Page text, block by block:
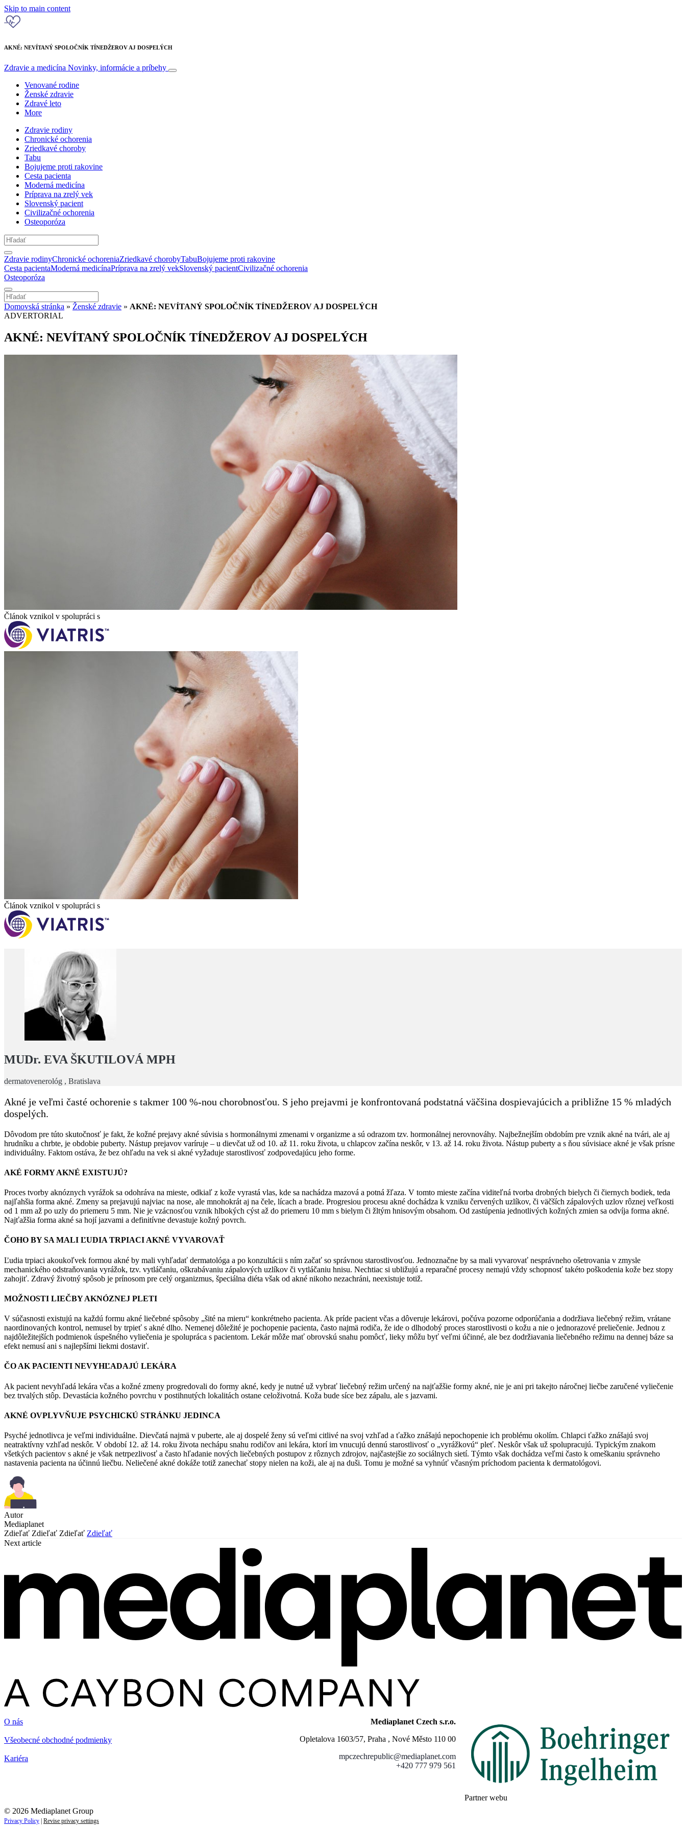
Skip to main content
AKNÉ: NEVÍTANÝ SPOLOČNÍK TÍNEDŽEROV AJ DOSPELÝCH
Zdravie a medicína Novinky, informácie a príbehy
Venované rodine
Ženské zdravie
Zdravé leto
More
Zdravie rodiny
Chronické ochorenia
Zriedkavé choroby
Tabu
Bojujeme proti rakovine
Cesta pacienta
Moderná medicína
Príprava na zrelý vek
Slovenský pacient
Civilizačné ochorenia
Osteoporóza
Zdravie rodinyChronické ochoreniaZriedkavé chorobyTabuBojujeme proti rakovine
Cesta pacientaModerná medicínaPríprava na zrelý vekSlovenský pacientCivilizačné ochorenia
Osteoporóza
Domovská stránka » Ženské zdravie » AKNÉ: NEVÍTANÝ SPOLOČNÍK TÍNEDŽEROV AJ DOSPELÝCH
ADVERTORIAL
AKNÉ: NEVÍTANÝ SPOLOČNÍK TÍNEDŽEROV AJ DOSPELÝCH
Článok vznikol v spolupráci s
Článok vznikol v spolupráci s
MUDr. EVA ŠKUTILOVÁ MPH
dermatovenerológ , Bratislava
Akné je veľmi časté ochorenie s takmer 100 %-nou chorobnosťou. S jeho prejavmi je konfrontovaná podstatná väčšina dospievajúcich a približne 15 % mladých
dospelých.
Dôvodom pre túto skutočnosť je fakt, že kožné prejavy akné súvisia s hormonálnymi zmenami v organizme a sú odrazom tzv. hormonálnej nerovnováhy. Najbežnejším obdobím pre vznik akné na tvári, ale aj
hrudníku a chrbte, je obdobie puberty. Nástup prejavov varíruje – u dievčat už od 10. až 11. roku života, u chlapcov začína neskôr, v 13. až 14. roku života. Nástup puberty a s ňou súvisiace akné je však prísne
individuálny. Faktom ostáva, že bez ohľadu na vek si akné vyžaduje starostlivosť zodpovedajúcu jeho forme.
AKÉ FORMY AKNÉ EXISTUJÚ?
Proces tvorby aknóznych vyrážok sa odohráva na mieste, odkiaľ z kože vyrastá vlas, kde sa nachádza mazová a potná žľaza. V tomto mieste začína viditeľná tvorba drobných bielych či čiernych bodiek, teda
najľahšia forma akné. Zmeny sa prejavujú najviac na nose, ale mnohokrát aj na čele, lícach a brade. Progresiou procesu akné dochádza k vzniku červených uzlíkov, či väčších zápalových uzlov rôznej veľkosti
od 1 mm až po uzly do priemeru 5 mm. Nie je vzácnosťou vznik hlbokých cýst až do priemeru 10 mm s bielym či žltým hnisovým obsahom. Od zastúpenia jednotlivých kožných zmien sa odvíja forma akné.
Najťažšia forma akné sa hojí jazvami a definitívne devastuje kožný povrch.
ČOHO BY SA MALI ĽUDIA TRPIACI AKNÉ VYVAROVAŤ
Ľudia trpiaci akoukoľvek formou akné by mali vyhľadať dermatológa a po konzultácii s ním začať so správnou starostlivosťou. Jednoznačne by sa mali vyvarovať nesprávneho ošetrovania v zmysle
mechanického odstraňovania vyrážok, tzv. vytláčaniu, oškrabávaniu zápalových uzlíkov či vytláčaniu hnisu. Nechtiac si ubližujú a reparačné procesy nemajú vždy schopnosť takéto poškodenia kože bez stopy
zahojiť. Zdravý životný spôsob je prínosom pre celý organizmus, špeciálna diéta však od akné nikoho nezachráni, neexistuje totiž.
MOŽNOSTI LIEČBY AKNÓZNEJ PLETI
V súčasnosti existujú na každú formu akné liečebné spôsoby „šité na mieru“ konkrétneho pacienta. Ak príde pacient včas a dôveruje lekárovi, počúva pozorne odporúčania a dodržiava liečebný režim, vrátane
naordinovaných kontrol, nemusel by trpieť s akné dlho. Nemenej dôležité je pochopenie pacienta, často najmä rodiča, že ide o dlhodobý proces starostlivosti o kožu a nie o jednorazové preliečenie. Jednou z
najdôležitejších podmienok úspešného vyliečenia je spolupráca s pacientom. Lekár môže mať obrovskú snahu pomôcť, lieky môžu byť veľmi účinné, ale bez dodržiavania liečebného režimu na dennej báze sa
efekt nemusí ani s najlepšími liekmi dostaviť.
ČO AK PACIENTI NEVYHĽADAJÚ LEKÁRA
Ak pacient nevyhľadá lekára včas a kožné zmeny progredovali do formy akné, kedy je nutné už vybrať liečebný režim určený na najťažšie formy akné, nie je ani pri takejto náročnej liečbe zaručené vyliečenie
bez trvalých stôp. Devastácia kožného povrchu v postihnutých lokalitách ostane celoživotná. Koža bude síce bez zápalu, ale s jazvami.
AKNÉ OVPLYVŇUJE PSYCHICKÚ STRÁNKU JEDINCA
Psyché jednotlivca je veľmi individuálne. Dievčatá najmä v puberte, ale aj dospelé ženy sú veľmi citlivé na svoj vzhľad a ťažko znášajú nepochopenie ich problému okolím. Chlapci ťažko znášajú svoj
neatraktívny vzhľad neskôr. V období 12. až 14. roku života nechápu snahu rodičov ani lekára, ktorí im vnucujú dennú starostlivosť o „vyrážkovú“ pleť. Neskôr však už spolupracujú. Typickým znakom
všetkých pacientov s akné je však netrpezlivosť a často hľadanie nových liečebných postupov z rôznych zdrojov, najčastejšie zo sociálnych sietí. Týmto však dochádza veľmi často k omeškaniu správneho
nastavenia pacienta na účinnú liečbu. Neliečené akné dokáže totiž zanechať stopy nielen na koži, ale aj na duši. Tomu je možné sa vyhnúť včasným príchodom pacienta k dermatológovi.
Autor
Mediaplanet
Zdieľať Zdieľať Zdieľať Zdieľať
Next article
O nás
Všeobecné obchodné podmienky
Kariéra
Mediaplanet Czech s.r.o.
Opletalova 1603/57, Praha , Nové Město 110 00
mpczechrepublic@mediaplanet.com
+420 777 979 561
Partner webu
© 2026 Mediaplanet Group
Privacy Policy | Revise privacy settings